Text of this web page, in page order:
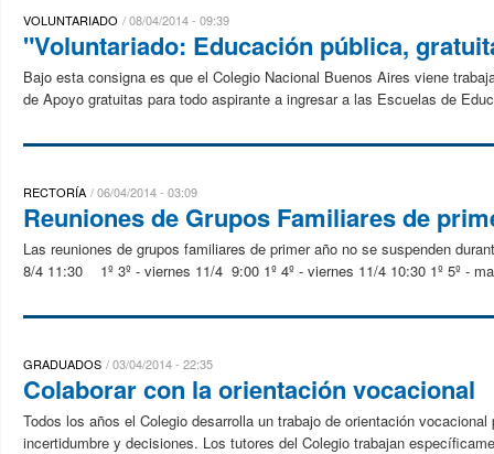
VOLUNTARIADO 08/04/2014 - 09:39
"Voluntariado: Educación pública,
Bajo esta consigna es que el Colegio Nacional Buenos Aires viene
de Apoyo gratuitas para todo aspirante a ingresar a las Escuelas de
RECTORÍA 06/04/2014 - 03:09
Reuniones de Grupos Familiares de
Las reuniones de grupos familiares de primer año no se suspenden
8/4 11:30 1º 3º - viernes 11/4 9:00 1º 4º - viernes 11/4 10:30 1º 5º -
GRADUADOS 03/04/2014 - 22:35
Colaborar con la orientación vocacional
Todos los años el Colegio desarrolla un trabajo de orientación
incertidumbre y decisiones. Los tutores del Colegio trabajan